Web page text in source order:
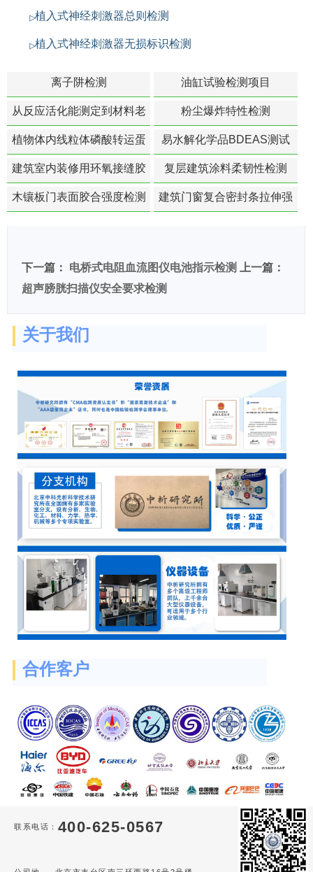
植入式神经刺激器总则检测
植入式神经刺激器无损标识检测
离子阱检测 油缸试验检测项目
从反应活化能测定到材料老
化寿命预测的经典模型
粉尘爆炸特性检测
植物体内线粒体磷酸转运蛋
白活性检测
易水解化学品BDEAS测试
建筑室内装修用环氧接缝胶
苯含量检测
复层建筑涂料柔韧性检测
木镶板门表面胶合强度检测
建筑门窗复合密封条拉伸强
下一篇： 电桥式电阻血流图仪电池指示检测
上一篇：
超声膀胱扫描仪安全要求检测
关于我们
合作客户
联系电话： 400-625-0567